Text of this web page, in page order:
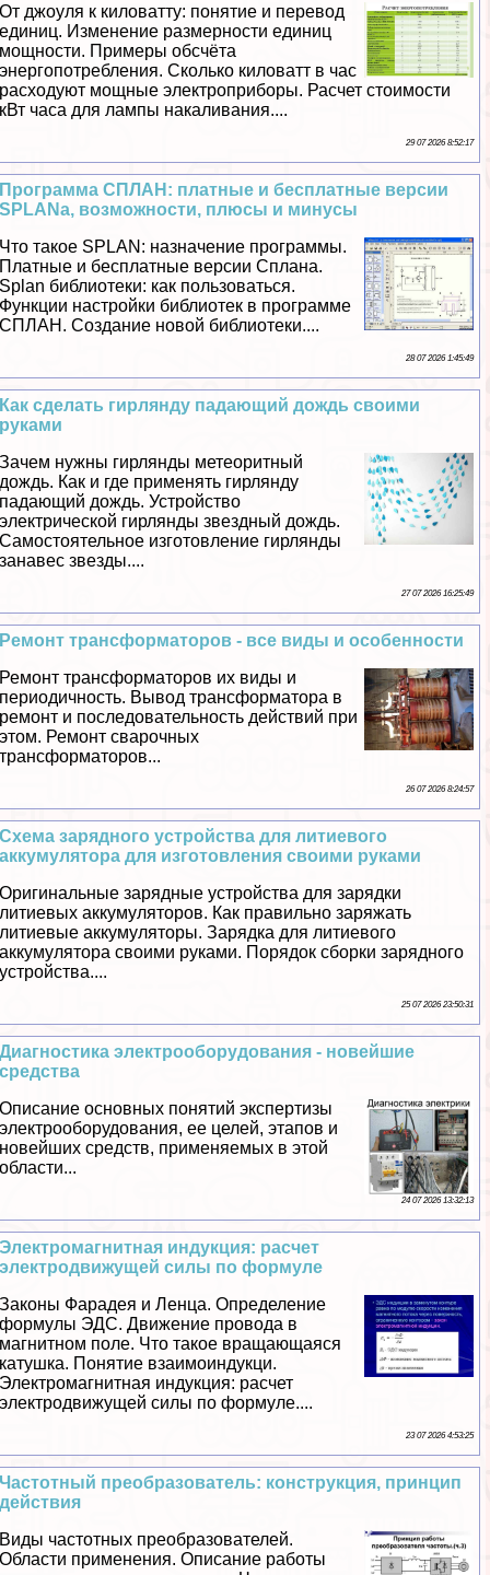
От джоуля к киловатту: понятие и перевод
единиц. Изменение размерности единиц
мощности. Примеры обсчёта
энергопотрeбления. Сколько киловатт в час
расходуют мощные электроприборы. Расчет стоимости
кВт часа для лампы накаливания....
29 07 2026 8:52:17
Программа СПЛАН: платные и бесплатные версии
SPLANa, возможности, плюсы и минусы
Что такое SPLAN: назначение программы.
Платные и бесплатные версии Сплана.
Splan библиотеки: как пользоваться.
Функции настройки библиотек в программе
СПЛАН. Создание новой библиотеки....
28 07 2026 1:45:49
Как сделать гирлянду падающий дождь своими
руками
Зачем нужны гирлянды метеоритный
дождь. Как и где применять гирлянду
падающий дождь. Устройство
электрической гирлянды звездный дождь.
Самостоятельное изготовление гирлянды
занавес звезды....
27 07 2026 16:25:49
Ремонт трaнcформаторов - все виды и особенности
Ремонт трaнcформаторов их виды и
периодичность. Вывод трaнcформатора в
ремонт и последовательность действий при
этом. Ремонт сварочных
трaнcформаторов...
26 07 2026 8:24:57
Схема зарядного устройства для литиевого
аккумулятора для изготовления своими руками
Оригинальные зарядные устройства для зарядки
литиевых аккумуляторов. Как правильно заряжать
литиевые аккумуляторы. Зарядка для литиевого
аккумулятора своими руками. Порядок сборки зарядного
устройства....
25 07 2026 23:50:31
Диагностика электрооборудования - новейшие
средства
Описание основных понятий экспертизы
электрооборудования, ее целей, этапов и
новейших средств, применяемых в этой
области...
24 07 2026 13:32:13
Электромагнитная индукция: расчет
электродвижущей силы по формуле
Законы Фарадея и Ленца. Определение
формулы ЭДС. Движение провода в
магнитном поле. Что такое вращающаяся
катушка. Понятие взаимоиндукци.
Электромагнитная индукция: расчет
электродвижущей силы по формуле....
23 07 2026 4:53:25
Частотный преобразователь: конструкция, принцип
действия
Виды частотных преобразователей.
Области применения. Описание работы